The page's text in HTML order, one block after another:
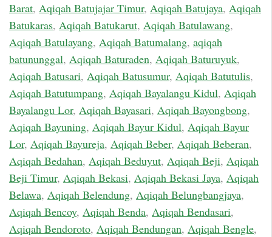
Barat, Aqiqah Batujajar Timur, Aqiqah Batujaya, Aqiqah
Batukaras, Aqiqah Batukarut, Aqiqah Batulawang,
Aqiqah Batulayang, Aqiqah Batumalang, aqiqah
batununggal, Aqiqah Baturaden, Aqiqah Baturuyuk,
Aqiqah Batusari, Aqiqah Batusumur, Aqiqah Batutulis,
Aqiqah Batutumpang, Aqiqah Bayalangu Kidul, Aqiqah
Bayalangu Lor, Aqiqah Bayasari, Aqiqah Bayongbong,
Aqiqah Bayuning, Aqiqah Bayur Kidul, Aqiqah Bayur
Lor, Aqiqah Bayureja, Aqiqah Beber, Aqiqah Beberan,
Aqiqah Bedahan, Aqiqah Beduyut, Aqiqah Beji, Aqiqah
Beji Timur, Aqiqah Bekasi, Aqiqah Bekasi Jaya, Aqiqah
Belawa, Aqiqah Belendung, Aqiqah Belungbangjaya,
Aqiqah Bencoy, Aqiqah Benda, Aqiqah Bendasari,
Aqiqah Bendoroto, Aqiqah Bendungan, Aqiqah Bengle,